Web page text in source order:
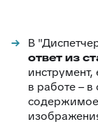
В
ответ из
инструмент,
в работе – в
содержимое